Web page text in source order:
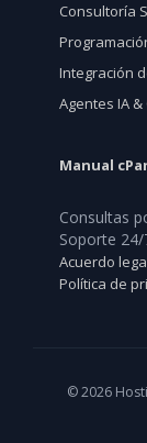
Consultoría
Integración
Agentes IA
Manual
Consultas
Soporte
Acuerdo
Política de
© 2026